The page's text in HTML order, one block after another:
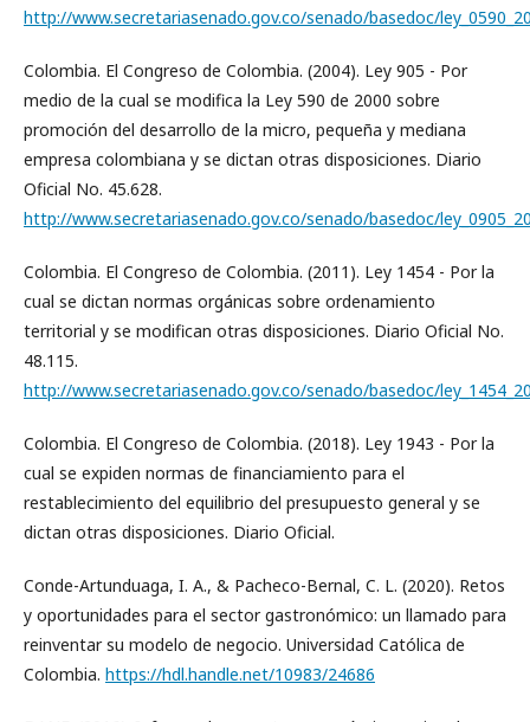
http://www.secretariasenado.gov.co/senado/basedoc/
Colombia. El Congreso de Colombia. (2004). Ley 905 - Por
medio de la cual se modifica la Ley 590 de 2000 sobre
promoción del desarrollo de la micro, pequeña y mediana
empresa colombiana y se dictan otras disposiciones. Diario
Oficial No. 45.628.
http://www.secretariasenado.gov.co/senado/basedoc/
Colombia. El Congreso de Colombia. (2011). Ley 1454 - Por la
cual se dictan normas orgánicas sobre ordenamiento
territorial y se modifican otras disposiciones. Diario Oficial No.
48.115.
http://www.secretariasenado.gov.co/senado/basedoc/
Colombia. El Congreso de Colombia. (2018). Ley 1943 - Por la
cual se expiden normas de financiamiento para el
restablecimiento del equilibrio del presupuesto general y se
dictan otras disposiciones. Diario Oficial.
Conde-Artunduaga, I. A., & Pacheco-Bernal, C. L. (2020). Retos
y oportunidades para el sector gastronómico: un llamado para
reinventar su modelo de negocio. Universidad Católica de
Colombia. https://hdl.handle.net/10983/24686